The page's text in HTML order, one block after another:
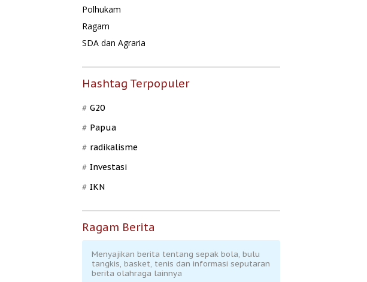
Polhukam
Ragam
SDA dan Agraria
Hashtag Terpopuler
G20
Papua
radikalisme
Investasi
IKN
Ragam Berita
Menyajikan berita tentang sepak bola, bulu
tangkis, basket, tenis dan informasi seputaran
berita olahraga lainnya